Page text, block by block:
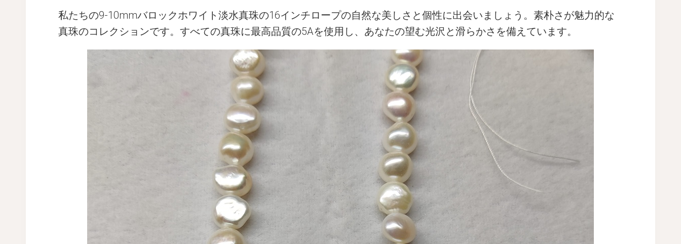
私たちの9-10mmバロックホワイト淡水真珠の16インチロープの自然な美しさと個性に出会いましょう。素朴さが魅力的な
真珠のコレクションです。すべての真珠に最高品質の5Aを使用し、あなたの望む光沢と滑らかさを備えています。